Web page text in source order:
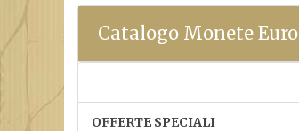
Catalogo Monete Euro
OFFERTE SPECIALI